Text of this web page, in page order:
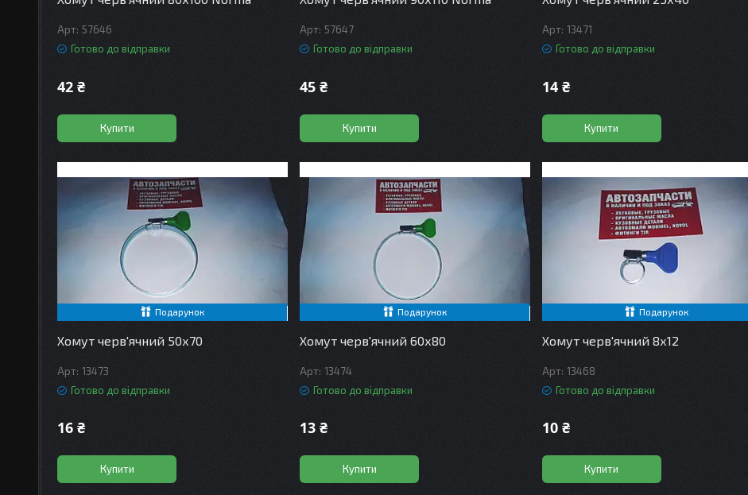
57646
Готово до відправки
42 ₴
Купити
57647
Готово до відправки
45 ₴
Купити
13471
Готово до відправки
14 ₴
Купити
Подарунок
Хомут черв'ячний 50х70
13473
Готово до відправки
16 ₴
Купити
Подарунок
Хомут черв'ячний 60х80
13474
Готово до відправки
13 ₴
Купити
Подарунок
Хомут черв'ячний 8х12
13468
Готово до відправки
10 ₴
Купити